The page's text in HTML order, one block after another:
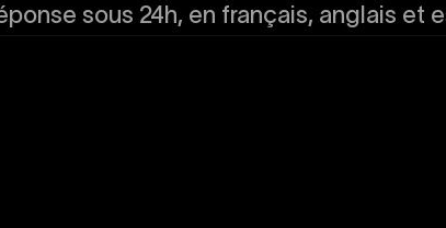
sous 24h, en français, anglais et